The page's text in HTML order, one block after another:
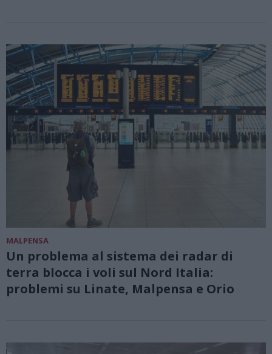
MALPENSA
Un problema al sistema dei radar di
terra blocca i voli sul Nord Italia:
problemi su Linate, Malpensa e Orio